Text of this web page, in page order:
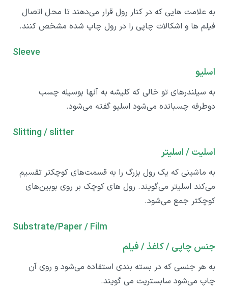
به علامت هایی که در کنار رول قرار می‌دهند تا محل اتصال
فیلم ها و اشکالات چاپی را در رول چاپ شده مشخص کنند.
Sleeve
اسلیو
به سیلندرهای تو خالی که کلیشه به آنها بوسیله چسب
دوطرفه چسبانده می‌شود اسلیو گفته می‌شود.
Slitting / slitter
اسلیت / اسلیتر
به ماشینی که یک رول بزرگ را به قسمت‌های کوچکتر تقسیم
می‌کند اسلیتر می‌گویند. رول های کوچک بر روی بوبین‌های
کوچکتر جمع می‌شود.
Substrate/Paper / Film
جنس چاپی / کاغذ / فیلم
به هر جنسی که در بسته بندی استفاده می‌شود و روی آن
چاپ می‌شود سابستریت می گویند.